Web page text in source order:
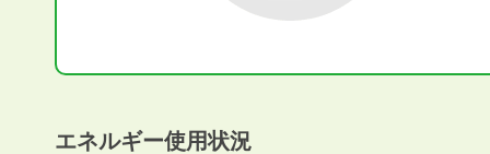
エネルギー使用状況